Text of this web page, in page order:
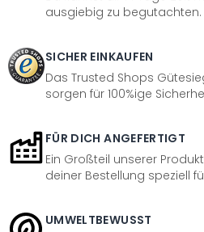
ausgiebig zu begutachten.
SICHER EINKAUFEN
Das Trusted Shops
sorgen für 100%ige
FÜR DICH ANGEFERTIGT
Ein Großteil unserer
deiner Bestellung speziell
UMWELTBEWUSST